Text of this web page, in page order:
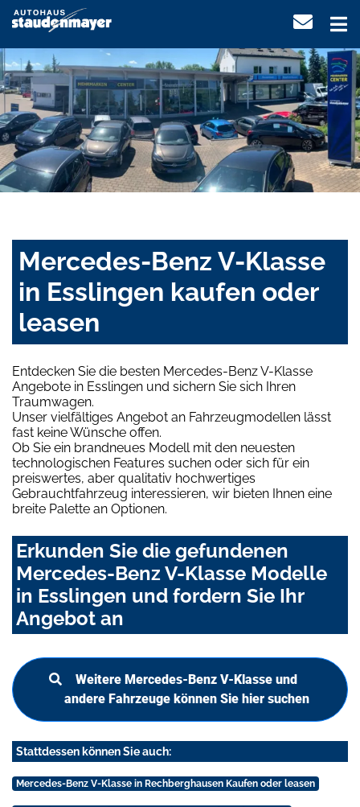
Mercedes-Benz V-Klasse
in Esslingen kaufen oder
leasen
Entdecken Sie die besten Mercedes-Benz V-Klasse
Angebote in Esslingen und sichern Sie sich Ihren
Traumwagen.
Unser vielfältiges Angebot an Fahrzeugmodellen lässt
fast keine Wünsche offen.
Ob Sie ein brandneues Modell mit den neuesten
technologischen Features suchen oder sich für ein
preiswertes, aber qualitativ hochwertiges
Gebrauchtfahrzeug interessieren, wir bieten Ihnen eine
breite Palette an Optionen.
Erkunden Sie die gefundenen
Mercedes-Benz V-Klasse Modelle
in Esslingen und fordern Sie Ihr
Angebot an
Weitere Mercedes-Benz V-Klasse und
andere Fahrzeuge können Sie hier suchen
Stattdessen können Sie auch:
Mercedes-Benz V-Klasse in Rechberghausen Kaufen oder leasen